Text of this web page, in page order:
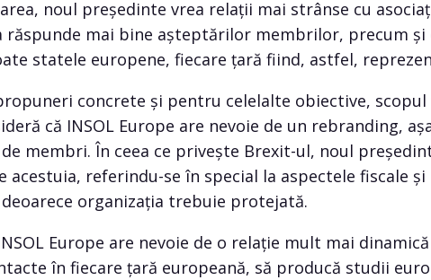
noul președinte vrea relații mai strânse cu
mai bine așteptărilor membrilor, precum și
statele europene, fiecare țară fiind, astfel,
concrete și pentru celelalte obiective,
că INSOL Europe are nevoie de un rebranding,
membri. În ceea ce privește Brexit-ul, noul
acestuia, referindu-se în special la aspectele fiscale
organizația trebuie protejată.
Europe are nevoie de o relație mult mai
în fiecare țară europeană, să producă studii